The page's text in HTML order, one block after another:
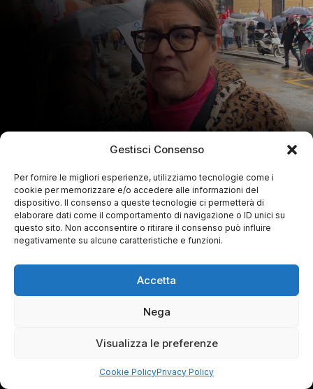
Gestisci Consenso
Per fornire le migliori esperienze, utilizziamo tecnologie come i
cookie per memorizzare e/o accedere alle informazioni del
dispositivo. Il consenso a queste tecnologie ci permetterà di
elaborare dati come il comportamento di navigazione o ID unici su
questo sito. Non acconsentire o ritirare il consenso può influire
negativamente su alcune caratteristiche e funzioni.
Accetta
Nega
Visualizza le preferenze
Cookie PolicyPrivacy Policy